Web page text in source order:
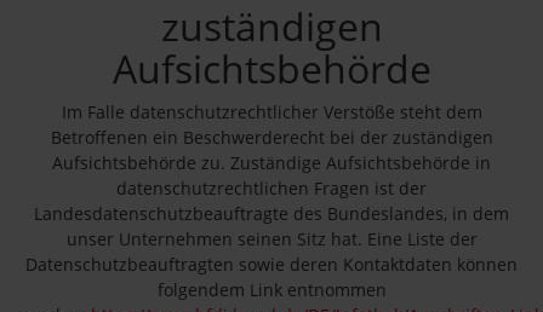
zuständigen
Aufsichtsbehörde
Im Falle datenschutzrechtlicher Verstöße steht dem
Betroffenen ein Beschwerderecht bei der zuständigen
Aufsichtsbehörde zu. Zuständige Aufsichtsbehörde in
datenschutzrechtlichen Fragen ist der
Landesdatenschutzbeauftragte des Bundeslandes, in dem
unser Unternehmen seinen Sitz hat. Eine Liste der
Datenschutzbeauftragten sowie deren Kontaktdaten können
folgendem Link entnommen